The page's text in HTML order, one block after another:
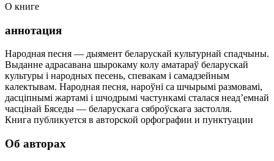
О книге
аннотация
Народная песня — дыямент беларускай культурнай спадчыны.
Выданне адрасавана шырокаму колу аматараў беларускай
культуры і народных песень, спевакам і самадзейным
калектывам. Народная песня, нароўні са шчырымі размовамі,
дасціпнымі жартамі i шчодрымі частункамі сталася неад’емнай
часцінай Бяседы — беларускага сяброўскага застолля.
Книга публикуется в авторской орфографии и пунктуации
Об авторах